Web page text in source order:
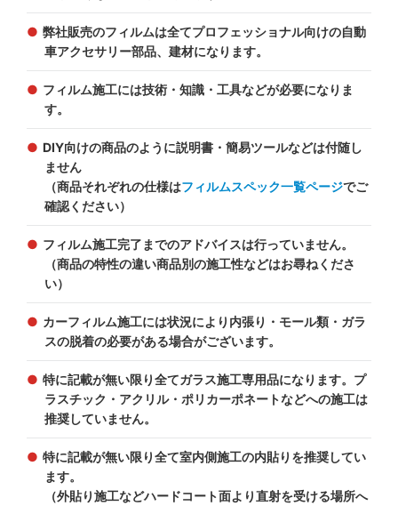
弊社販売のフィルムは全てプロフェッショナル向けの自動
車アクセサリー部品、建材になります。
フィルム施工には技術・知識・工具などが必要になりま
す。
DIY向けの商品のように説明書・簡易ツールなどは付随し
ません
（商品それぞれの仕様はフィルムスペック一覧ページでご
確認ください）
フィルム施工完了までのアドバイスは行っていません。
（商品の特性の違い商品別の施工性などはお尋ねくださ
い）
カーフィルム施工には状況により内張り・モール類・ガラ
スの脱着の必要がある場合がございます。
特に記載が無い限り全てガラス施工専用品になります。プ
ラスチック・アクリル・ポリカーポネートなどへの施工は
推奨していません。
特に記載が無い限り全て室内側施工の内貼りを推奨してい
ます。
（外貼り施工などハードコート面より直射を受ける場所へ